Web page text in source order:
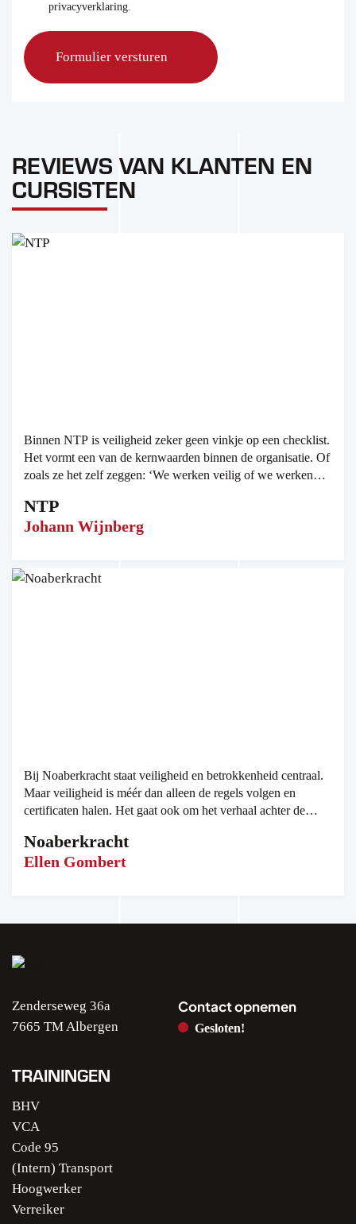
privacyverklaring.
Formulier versturen
REVIEWS VAN KLANTEN EN
CURSISTEN
Binnen NTP is veiligheid zeker geen vinkje op een checklist.
Het vormt een van de kernwaarden binnen de organisatie. Of
zoals ze het zelf zeggen: ‘We werken veilig of we werken
NTP
Johann Wijnberg
Bij Noaberkracht staat veiligheid en betrokkenheid centraal.
Maar veiligheid is méér dan alleen de regels volgen en
certificaten halen. Het gaat ook om het verhaal achter de
er een sterke behoefte aan maatwerk cursussen.
Noaberkracht
Ellen Gombert
Zenderseweg 36a
7665 TM Albergen
Contact opnemen
Gesloten!
TRAININGEN
BHV
VCA
Code 95
(Intern) Transport
Hoogwerker
Verreiker